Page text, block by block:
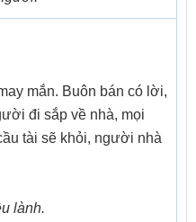
mắn. Buôn bán có lời,
đi sắp về nhà, mọi
tài sẽ khỏi, người nhà
lành.